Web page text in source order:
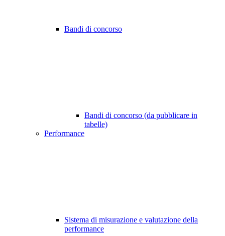
Bandi di concorso
Bandi di concorso (da pubblicare in
tabelle)
Performance
Sistema di misurazione e valutazione della
performance